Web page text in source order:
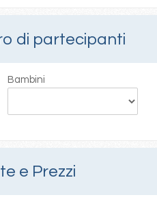
di partecipanti
Bambini
e Prezzi